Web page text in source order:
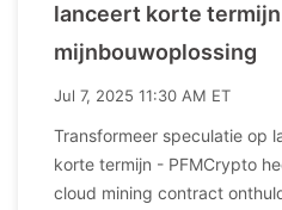
lanceert korte termijn
mijnbouwoplossing
Jul 7, 2025 11:30 AM ET
Transformeer speculatie op
korte termijn - PFMCrypto
cloud mining contract